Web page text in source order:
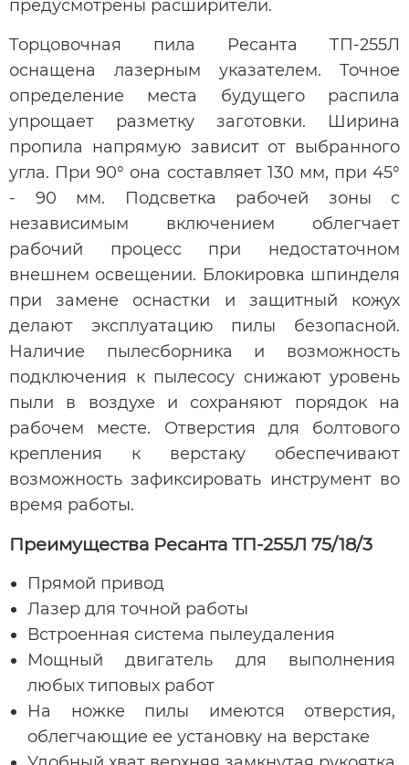
предусмотрены расширители.
Торцовочная пила Ресанта ТП-255Л
оснащена лазерным указателем. Точное
определение места будущего распила
упрощает разметку заготовки. Ширина
пропила напрямую зависит от выбранного
угла. При 90° она составляет 130 мм, при 45°
- 90 мм. Подсветка рабочей зоны с
независимым включением облегчает
рабочий процесс при недостаточном
внешнем освещении. Блокировка шпинделя
при замене оснастки и защитный кожух
делают эксплуатацию пилы безопасной.
Наличие пылесборника и возможность
подключения к пылесосу снижают уровень
пыли в воздухе и сохраняют порядок на
рабочем месте. Отверстия для болтового
крепления к верстаку обеспечивают
возможность зафиксировать инструмент во
время работы.
Преимущества Ресанта ТП-255Л 75/18/3
Прямой привод
Лазер для точной работы
Встроенная система пылеудаления
Мощный двигатель для выполнения
любых типовых работ
На ножке пилы имеются отверстия,
облегчающие ее установку на верстаке